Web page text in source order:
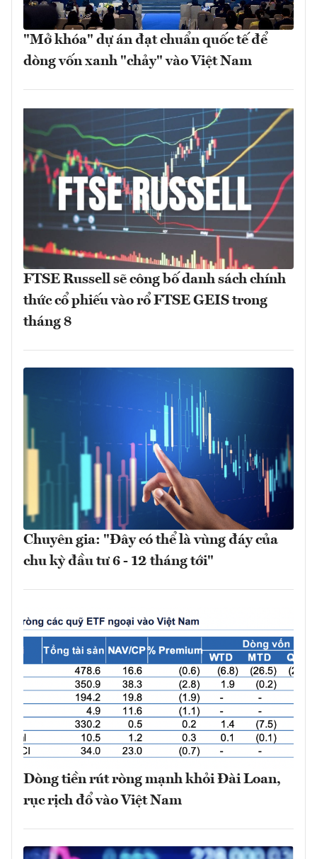
"Mở khóa" dự án đạt chuẩn quốc tế để
dòng vốn xanh "chảy" vào Việt Nam
FTSE Russell sẽ công bố danh sách chính
thức cổ phiếu vào rổ FTSE GEIS trong
tháng 8
Chuyên gia: "Đây có thể là vùng đáy của
chu kỳ đầu tư 6 - 12 tháng tới"
Dòng tiền rút ròng mạnh khỏi Đài Loan,
rục rịch đổ vào Việt Nam